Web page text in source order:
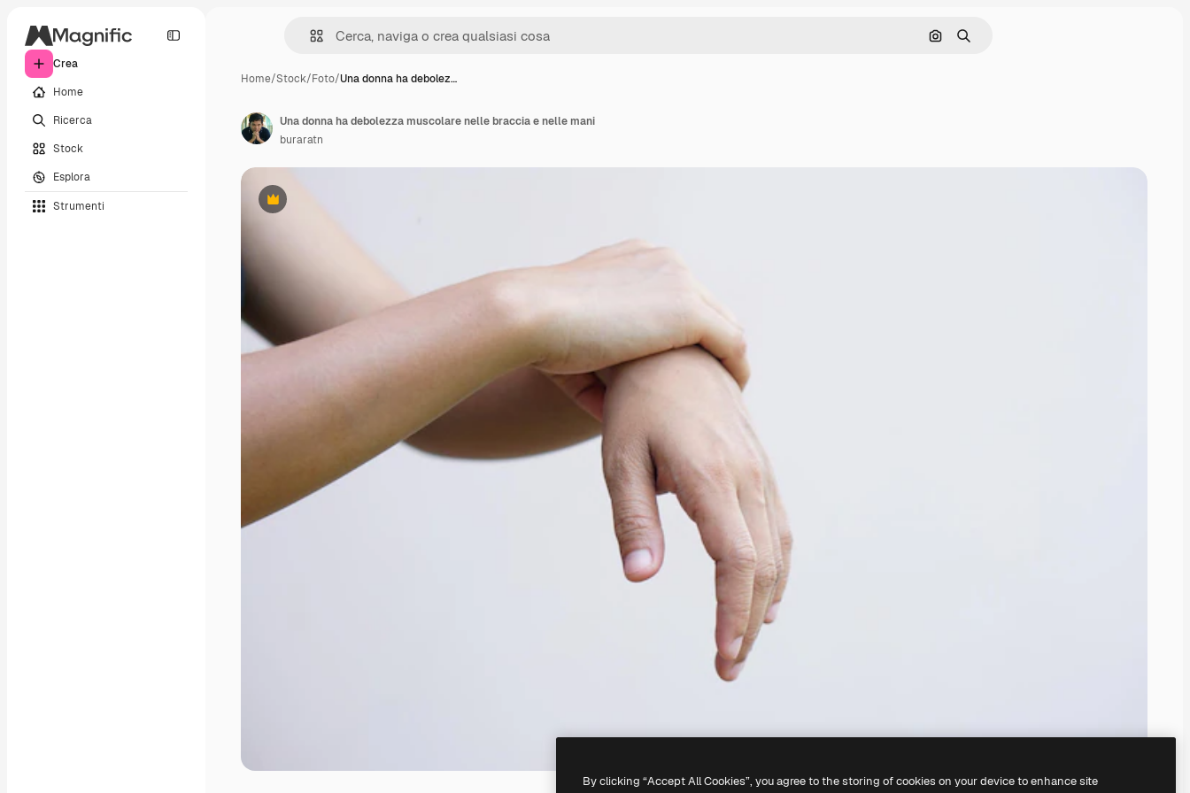
Crea
Home
Ricerca
Stock
Esplora
Strumenti
Cerca per immagine
Ricerca
Home/Stock/Foto/Una donna ha debolez…
Premium
Una donna ha debolezza muscolare nelle braccia e nelle mani
buraratn
By clicking “Accept All Cookies”, you agree to the storing of cookies on your device to enhance site